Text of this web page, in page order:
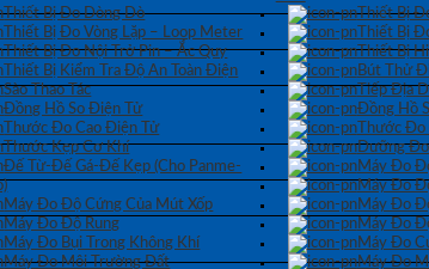
Thiết Bị Đo Dòng Dò
Thiết Bị
Thiết Bị Đo Vòng Lặp – Loop Meter
Thiết Bị
Thiết Bị Đo Nội Trở Pin – Ắc Quy
Thiết Bị
Thiết Bị Kiểm Tra Độ An Toàn Điện
Bút Thử
Sào Thao Tác
Tiếp Địa
Đồng Hồ So Điện Tử
Đồng Hồ
Thước Đo Cao Điện Tử
Thước Đo
Thước Kẹp Cơ Khí
Dưỡng Đo
Đế Từ-Đế Gá-Đế Kẹp (Cho Panme-
Máy Đo
Máy Đo
Máy Đo Độ Cứng Của Mút Xốp
Máy Đo
Máy Đo Độ Rung Máy Đo
Máy Đo Bụi Trong Không Khí
Máy Đo
Máy Đo Môi Trường Đất
Máy Đo